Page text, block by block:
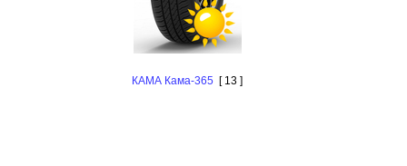
КАМА Кама-365 [ 13 ]